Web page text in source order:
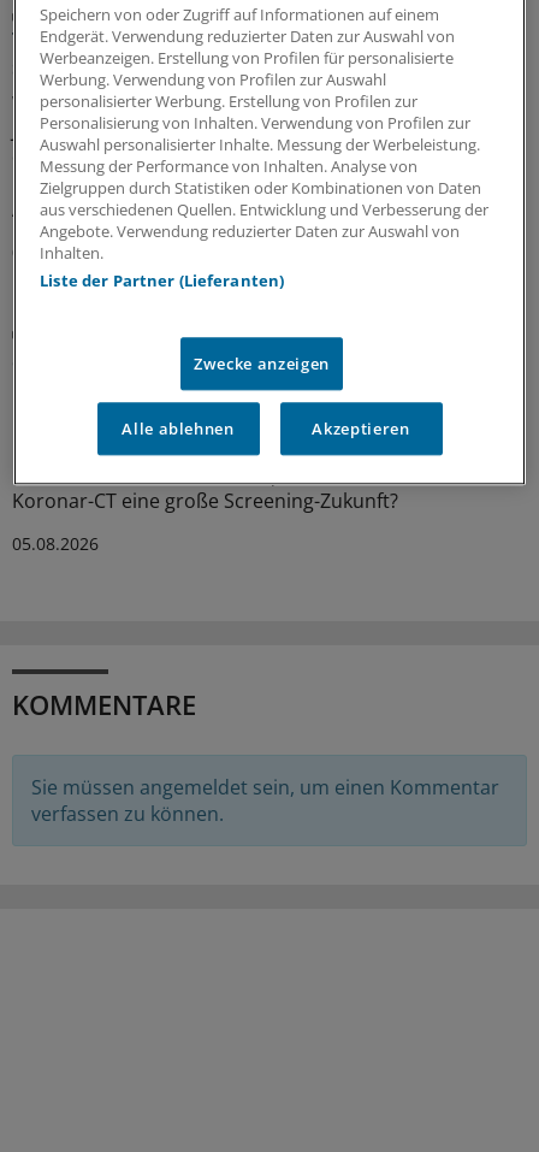
Gefahr meistens überschätzt
Thoraxschmerzen bei Kindern haben laut Analyse
selten kardiale Ursachen
Wird der Rettungsdienst gerufen, weil ein Kind oder ein
Jugendlicher plötzlich unter Thoraxschmerzen leidet, ist
die Ursache meistens gutartig und selten kardialen
Ursprungs. Auffällige Vitalparameter sind jedoch ein
Alarmzeichen.
05.08.2026
Screening mittels Koronar-CT: Was das bringen
Moderne CT-Geräte können Koronargefäße sichtbar
machen. Sie können aber auch atherosklerotischen
Koronar-CT eine große Screening-Zukunft?
05.08.2026
KOMMENTARE
Sie müssen angemeldet sein, um einen Kommentar
verfassen zu können.
Speichern von oder Zugriff auf Informationen auf einem
Endgerät. Verwendung reduzierter Daten zur Auswahl von
Werbeanzeigen. Erstellung von Profilen für personalisierte
Werbung. Verwendung von Profilen zur Auswahl
personalisierter Werbung. Erstellung von Profilen zur
Personalisierung von Inhalten. Verwendung von Profilen zur
Auswahl personalisierter Inhalte. Messung der Werbeleistung.
Messung der Performance von Inhalten. Analyse von
Zielgruppen durch Statistiken oder Kombinationen von Daten
aus verschiedenen Quellen. Entwicklung und Verbesserung der
Angebote. Verwendung reduzierter Daten zur Auswahl von
Inhalten.
Liste der Partner (Lieferanten)
Zwecke anzeigen
Alle ablehnen Akzeptieren